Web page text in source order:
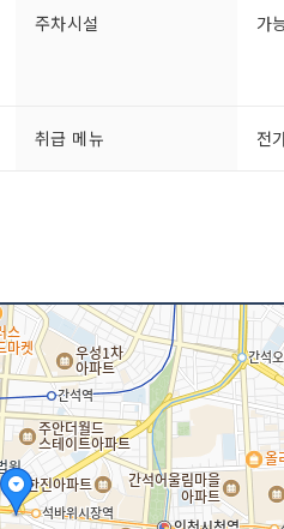
주차시설 가
취급 메뉴 전